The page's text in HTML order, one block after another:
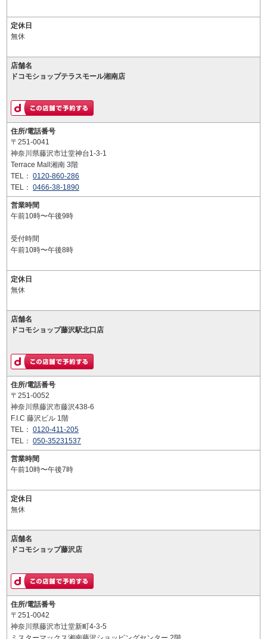
定休日
無休
店舗名
ドコモショップテラスモール湘南店
住所/電話番号
〒251-0041
神奈川県藤沢市辻堂神台1-3-1
Terrace Mall湘南 3階
TEL： 0120-860-286
TEL： 0466-38-1890
営業時間
午前10時〜午後9時
受付時間
午前10時〜午後8時
定休日
無休
店舗名
ドコモショップ藤沢駅北口店
住所/電話番号
〒251-0052
神奈川県藤沢市藤沢438-6
F.I.C 藤沢ビル 1階
TEL： 0120-411-205
TEL： 050-35231537
営業時間
午前10時〜午後7時
定休日
無休
店舗名
ドコモショップ藤沢店
住所/電話番号
〒251-0042
神奈川県藤沢市辻堂新町4-3-5